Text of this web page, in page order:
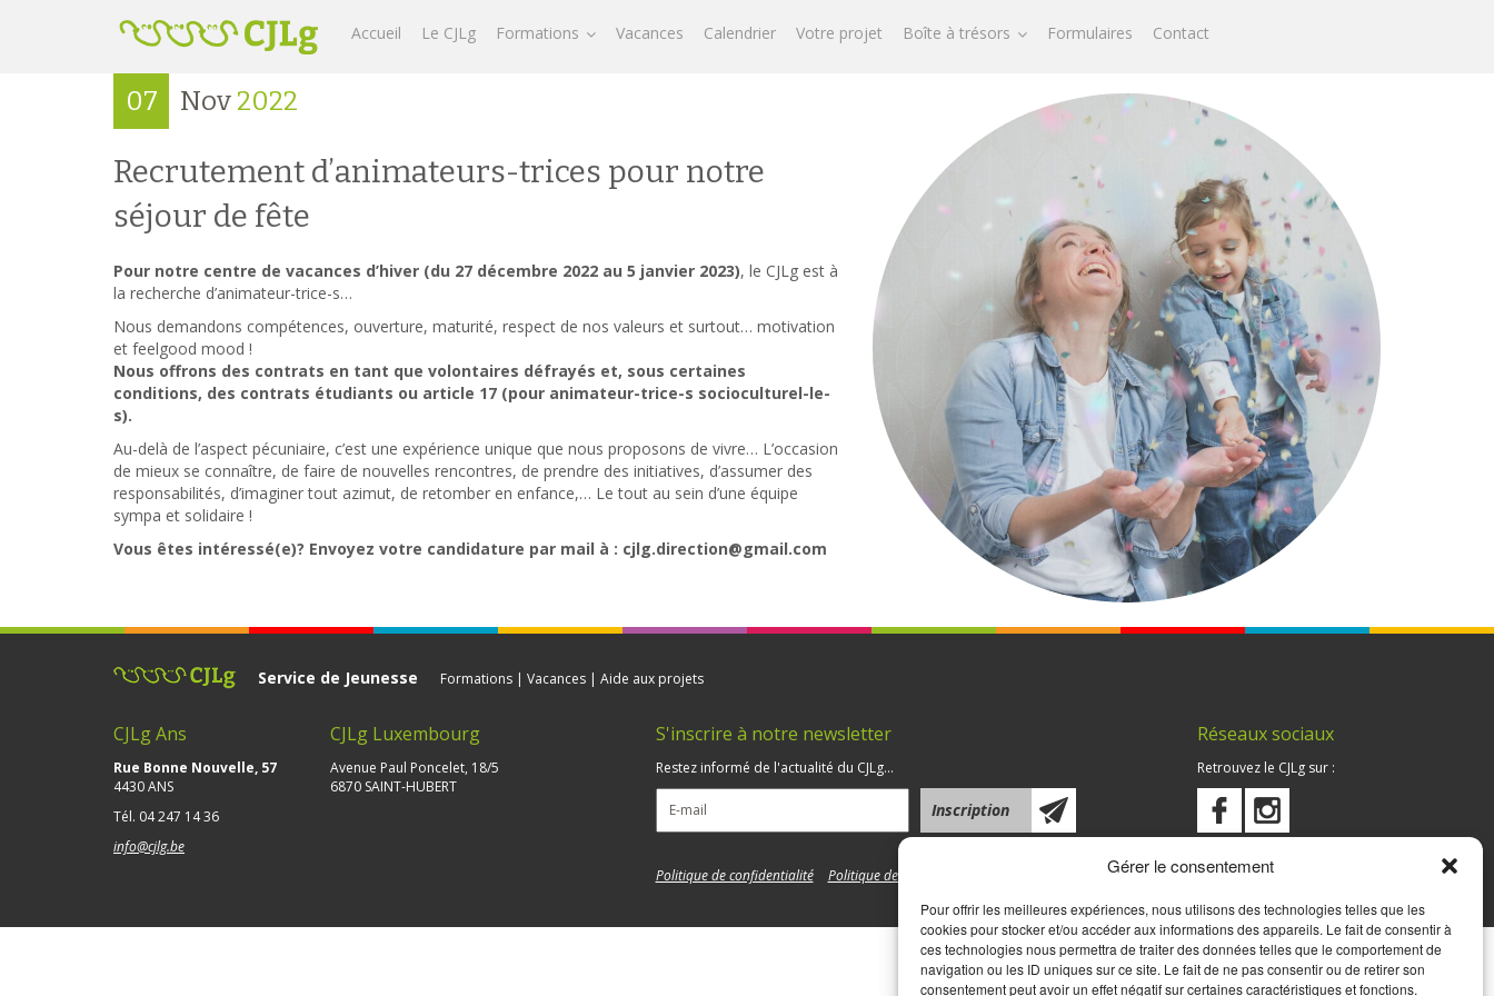
Gérer le consentement
Pour offrir les meilleures expériences, nous utilisons des technologies telles que les
cookies pour stocker et/ou accéder aux informations des appareils. Le fait de consentir à
ces technologies nous permettra de traiter des données telles que le comportement de
navigation ou les ID uniques sur ce site. Le fait de ne pas consentir ou de retirer son
consentement peut avoir un effet négatif sur certaines caractéristiques et fonctions.
Accueil Le CJLg Formations Vacances Calendrier Votre projet Boîte à trésors Formulaires Contact
07 Nov 2022
Recrutement d’animateurs-trices pour notre
séjour de fête
Pour notre centre de vacances d’hiver (du 27 décembre 2022 au 5 janvier 2023), le CJLg est à
la recherche d’animateur-trice-s…
Nous demandons compétences, ouverture, maturité, respect de nos valeurs et surtout… motivation
et feelgood mood !
Nous offrons des contrats en tant que volontaires défrayés et, sous certaines
conditions, des contrats étudiants ou article 17 (pour animateur-trice-s socioculturel-le-
s).
Au-delà de l’aspect pécuniaire, c’est une expérience unique que nous proposons de vivre… L’occasion
de mieux se connaître, de faire de nouvelles rencontres, de prendre des initiatives, d’assumer des
responsabilités, d’imaginer tout azimut, de retomber en enfance,… Le tout au sein d’une équipe
sympa et solidaire !
Vous êtes intéressé(e)? Envoyez votre candidature par mail à : cjlg.direction@gmail.com
Service de Jeunesse Formations | Vacances | Aide aux projets
CJLg Ans
Rue Bonne Nouvelle, 57
4430 ANS
Tél. 04 247 14 36
info@cjlg.be
CJLg Luxembourg
Avenue Paul Poncelet, 18/5
6870 SAINT-HUBERT
S'inscrire à notre newsletter
Restez informé de l'actualité du CJLg...
Politique de confidentialité Politique de cookies
Réseaux sociaux
Retrouvez le CJLg sur :